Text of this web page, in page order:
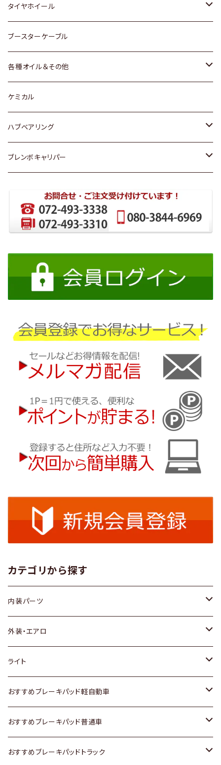
スバル
レクサス
三菱
スバル
ダイハツ
マツダ
三菱
スバル
ダイハツ
スバル
日産
ダイハツ
マツダ
日産
ダイハツ
マツダ
スバル
マツダ
タイヤホイール
トヨタ
ホンダ
スズキ
日産
ダイハツ
ブースターケーブル
各種オイル＆その他
ディーデル洗浄添加剤
ケミカル
ハブベアリング
トヨタ
スズキ
ダイハツ
三菱
ブレンボキャリパー
日産
スバル
カテゴリから探す
内装パーツ
トヨタ
ホンダ
スズキ
日産
いすゞ
外装・エアロ
トヨタ
ホンダ
スズキ
日産
ライト
トヨタ
スズキ
日産
おすすめブレーキパッド軽自動車
トヨタ
ホンダ
おすすめブレーキパッド普通車
トヨタ
おすすめブレーキパッドトラック